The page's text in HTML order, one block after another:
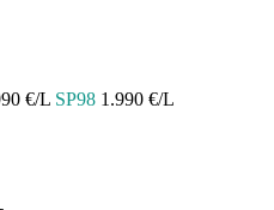
€/L SP98 1.990 €/L